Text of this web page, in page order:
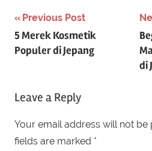
Post
navigation
Previous Post
5 Merek Kosmetik
Populer di Jepang
di
Leave a Reply
Your email address will not be
fields are marked *